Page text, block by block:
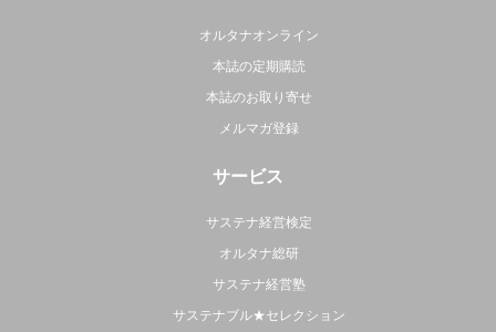
オルタナオンライン
本誌の定期購読
本誌のお取り寄せ
メルマガ登録
サービス
サステナ経営検定
オルタナ総研
サステナ経営塾
サステナブル★セレクション